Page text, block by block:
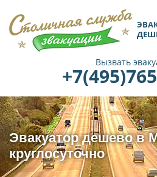
Вызвать
Эвакуатор дешево в
круглосуточно